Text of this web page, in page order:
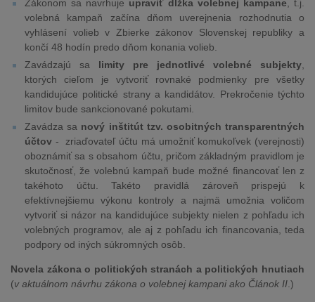
Zákonom sa navrhuje upraviť dĺžka volebnej kampane , t.j.
volebná kampaň začína dňom uverejnenia rozhodnutia o
vyhlásení volieb v Zbierke zákonov Slovenskej republiky a
končí 48 hodín predo dňom konania volieb.
Zavádzajú sa limity pre jednotlivé volebné subjekty
ktorých cieľom je vytvoriť rovnaké podmienky pre všetky
kandidujúce politické strany a kandidátov. Prekročenie týchto
limitov bude sankcionované pokutami.
Zavádza sa nový inštitút tzv. osobitných transparentných
účtov - zriaďovateľ účtu má umožniť komukoľvek (verejnosti)
oboznámiť sa s obsahom účtu, pričom základným pravidlom je
skutočnosť, že volebnú kampaň bude možné financovať len z
takéhoto účtu. Takéto pravidlá zároveň prispejú k
efektívnejšiemu výkonu kontroly a najmä umožnia voličom
vytvoriť si názor na kandidujúce subjekty nielen z pohľadu ich
volebných programov, ale aj z pohľadu ich financovania, teda
podpory od iných súkromných osôb.
Novela zákona o politických stranách a politických hnutiach
(v aktuálnom návrhu zákona o volebnej kampani ako Článok II .)